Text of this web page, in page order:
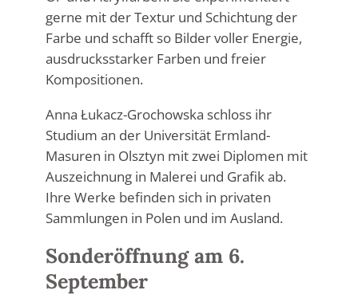
gerne mit der Textur und Schichtung der
Farbe und schafft so Bilder voller Energie,
ausdrucksstarker Farben und freier
Kompositionen.
Anna Łukacz-Grochowska schloss ihr
Studium an der Universität Ermland-
Masuren in Olsztyn mit zwei Diplomen mit
Auszeichnung in Malerei und Grafik ab.
Ihre Werke befinden sich in privaten
Sammlungen in Polen und im Ausland.
Sonderöffnung am 6.
September